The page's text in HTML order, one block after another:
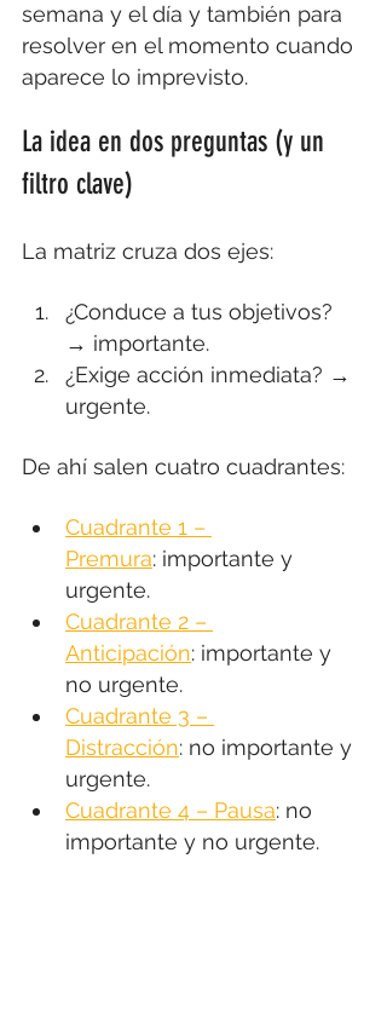
semana y el día y también para
resolver en el momento cuando
aparece lo imprevisto.
La idea en dos preguntas (y un
filtro clave)
La matriz cruza dos ejes:
¿Conduce a tus objetivos?
→ importante.
¿Exige acción inmediata? →
urgente.
De ahí salen cuatro cuadrantes:
Cuadrante 1 –
Premura: importante y
urgente.
Cuadrante 2 –
Anticipación: importante y
no urgente.
Cuadrante 3 –
Distracción: no importante y
urgente.
Cuadrante 4 – Pausa: no
importante y no urgente.